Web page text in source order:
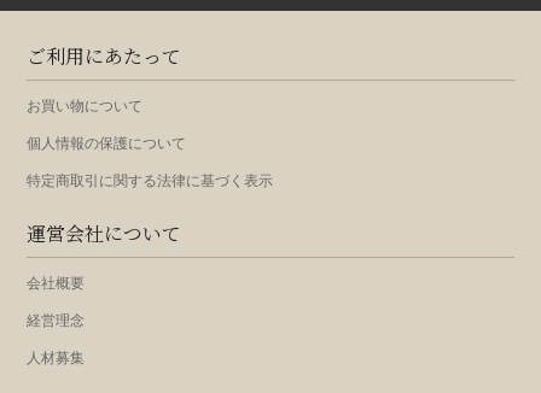
ご利用にあたって
お買い物について
個人情報の保護について
特定商取引に関する法律に基づく表示
運営会社について
会社概要
経営理念
人材募集